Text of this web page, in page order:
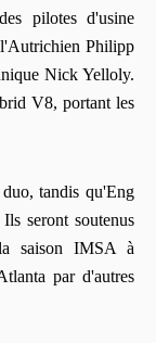
pilotes d'usine
Philipp
Nick Yelloly.
V8, portant les
tandis qu'Eng
seront soutenus
saison IMSA à
par d'autres